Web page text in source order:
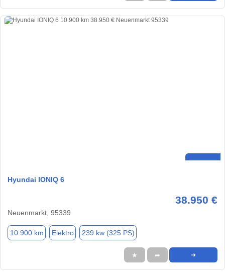
Hyundai IONIQ 6
38.950 €
Neuenmarkt, 95339
10.900 km Elektro 239 kw (325 PS)
★ ➦ ➜